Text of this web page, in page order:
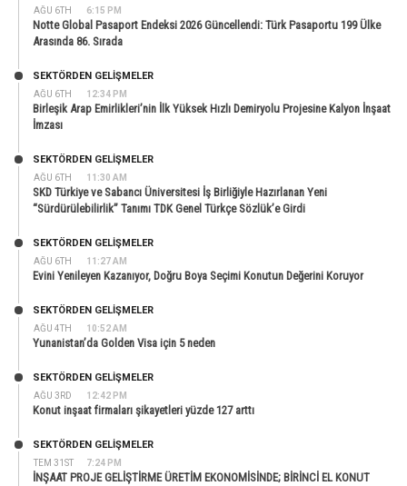
AĞU 6TH 6:15 PM
Notte Global Pasaport Endeksi 2026 Güncellendi: Türk Pasaportu 199 Ülke
Arasında 86. Sırada
AĞU 6TH 12:34 PM
SEKTÖRDEN GELIŞMELER
Birleşik Arap Emirlikleri’nin İlk Yüksek Hızlı Demiryolu Projesine Kalyon İnşaat
İmzası
AĞU 6TH 11:30 AM
SEKTÖRDEN GELIŞMELER
SKD Türkiye ve Sabancı Üniversitesi İş Birliğiyle Hazırlanan Yeni
“Sürdürülebilirlik” Tanımı TDK Genel Türkçe Sözlük’e Girdi
AĞU 6TH 11:27 AM
SEKTÖRDEN GELIŞMELER
Evini Yenileyen Kazanıyor, Doğru Boya Seçimi Konutun Değerini Koruyor
AĞU 4TH 10:52 AM
SEKTÖRDEN GELIŞMELER
Yunanistan’da Golden Visa için 5 neden
AĞU 3RD 12:42 PM
SEKTÖRDEN GELIŞMELER
Konut inşaat firmaları şikayetleri yüzde 127 arttı
TEM 31ST 7:24 PM
SEKTÖRDEN GELIŞMELER
İNŞAAT PROJE GELİŞTİRME ÜRETİM EKONOMİSİNDE; BİRİNCİ EL KONUT